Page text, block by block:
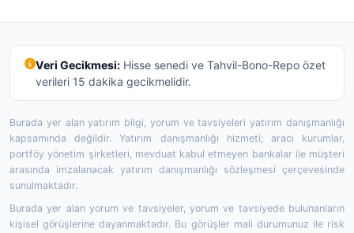
Veri Gecikmesi:Hisse senedi ve Tahvil-Bono-Repo özet
verileri 15 dakika gecikmelidir.
Burada yer alan yatırım bilgi, yorum ve tavsiyeleri yatırım danışmanlığı
kapsamında değildir. Yatırım danışmanlığı hizmeti; aracı kurumlar,
portföy yönetim şirketleri, mevduat kabul etmeyen bankalar ile müşteri
arasında imzalanacak yatırım danışmanlığı sözleşmesi çerçevesinde
sunulmaktadır.
Burada yer alan yorum ve tavsiyeler, yorum ve tavsiyede bulunanların
kişisel görüşlerine dayanmaktadır. Bu görüşler mali durumunuz ile risk